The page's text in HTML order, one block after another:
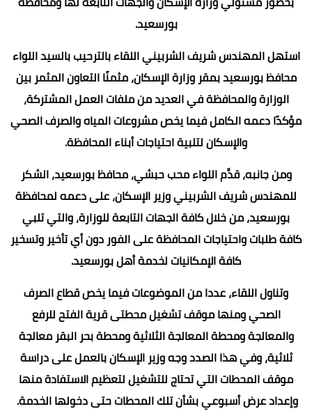
بورسعيد.
استهل المهندس شريف الشربيني اللقاء بالترحيب بالسيد اللواء
محافظ بورسعيد بمقر وزارة الإسكان، مثمنًا التعاون المثمر بين
الوزارة والمحافظة في العديد من ملفات العمل المشتركة،
مؤكدًا دعمه الكامل فيما يخص مشروعات المياه والصرف الصحي
والإسكان لتلبية احتياجات أبناء المحافظة.
ومن جانبه، قدَّم اللواء محب حبشي، محافظ بورسعيد، الشكر
للمهندس شريف الشربيني وزير الإسكان، على دعمه لمحافظة
بورسعيد، من خلال كافة الجهات التابعة للوزارة، والتي تلبي
كافة طلبات واحتياجات المحافظة على الفور دون أي تأخير وتسخير
كافة الإمكانيات لخدمة أهل بورسعيد.
وتناول اللقاء، عددا من الموضوعات فيما يخص قطاع الصرف
الصحي ومنها موقف تشغيل محطتى قرية الفتح للرفع
والمعالجة ومحطة المعالجة الثلاثية ومحطة بحر البقر معالجة
ثلاثية، وفي هذا الصدد وجه وزير الإسكان بالعمل على دراسة
موقف المحطات التي تحتاج للتشغيل لتعظيم الاستفادة منها
وإعداد عرض أسبوعي بشأن تلك المحطات حتى دخولها الخدمة.